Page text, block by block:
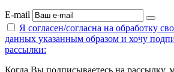
E-mail
Я согласен/согласна на обработку
данных указанным образом и хочу
рассылки: